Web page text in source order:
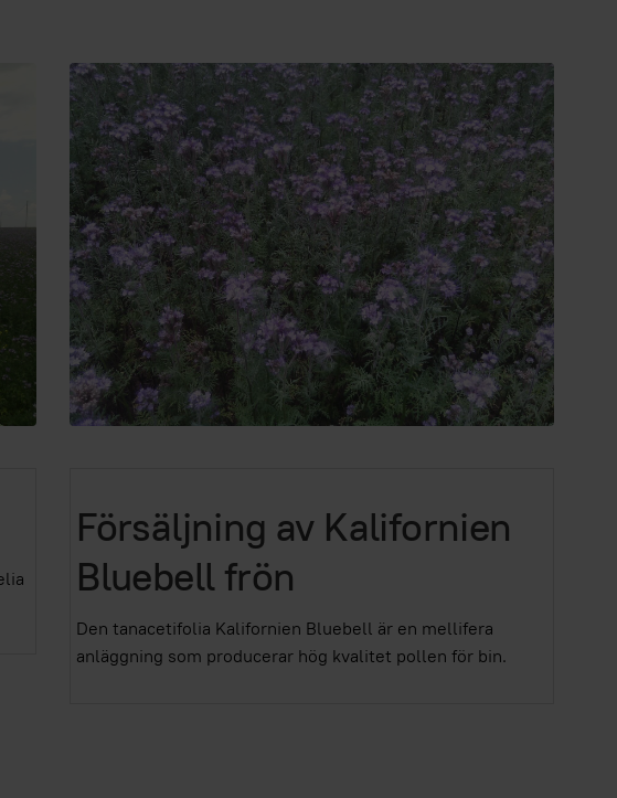
Försäljning av Kalifornien
Bluebell frön
Den tanacetifolia Kalifornien Bluebell är en mellifera
anläggning som producerar hög kvalitet pollen för bin.